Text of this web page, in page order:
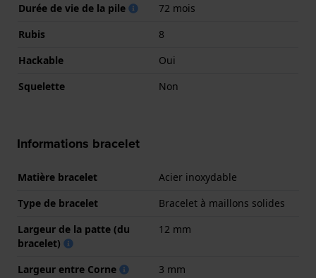
Durée de vie de la pile
72 mois
Rubis
8
Hackable
Oui
Squelette
Non
Informations bracelet
Matière bracelet
Acier inoxydable
Type de bracelet
Bracelet à maillons solides
Largeur de la patte (du
bracelet)
12 mm
Largeur entre Corne
3 mm